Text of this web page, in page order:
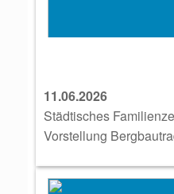
11.06.2026
Städtisches
Vorstellung